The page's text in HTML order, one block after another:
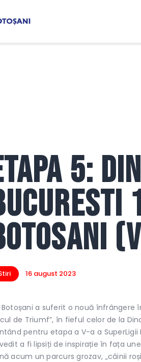
5:
16 august 2023
Botoșani a suferit o nouă înfrângere
de Triumf”, în fieful celor de la
pentru etapa a V-a a SuperLigii
a fi lipsiți de inspirație în fața
acum un parcurs grozav, „câinii